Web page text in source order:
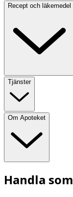
Recept och läkemedel
Tjänster
Om Apoteket
Handla